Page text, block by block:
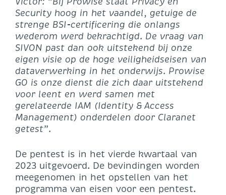
Security hoog in het vaandel, getuige de
strenge BSI-certificering die onlangs
wederom werd bekrachtigd. De vraag van
SIVON past dan ook uitstekend bij onze
eigen visie op de hoge veiligheidseisen van
dataverwerking in het onderwijs. Prowise
GO is onze dienst die zich daar uitstekend
voor leent en werd samen met
gerelateerde IAM (Identity & Access
Management) onderdelen door Claranet
getest”.
De pentest is in het vierde kwartaal van
2023 uitgevoerd. De bevindingen worden
meegenomen in het opstellen van het
programma van eisen voor een pentest.